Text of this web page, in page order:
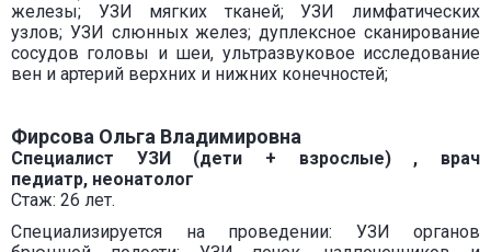
железы; УЗИ мягких тканей; УЗИ лимфатических
узлов; УЗИ слюнных желез; дуплексное сканирование
сосудов головы и шеи, ультразвуковое исследование
вен и артерий верхних и нижних конечностей;
Фирсова Ольга Владимировна
Специалист УЗИ (дети + взрослые) , врач
педиатр, неонатолог
Стаж: 26 лет.
Специализируется на проведении: УЗИ органов